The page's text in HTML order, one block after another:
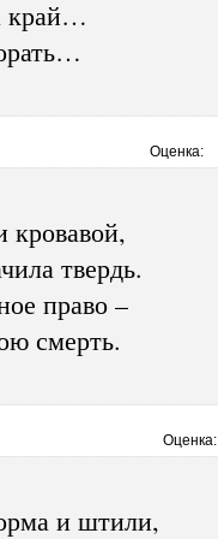
край…
Оценка:
кровавой,
твердь.
право –
смерть.
Оценка:
и штили,